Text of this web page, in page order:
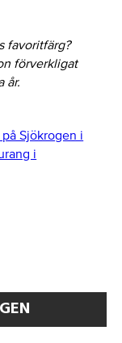
favoritfärg?
förverkligat
år.
Sjökrogen i
i